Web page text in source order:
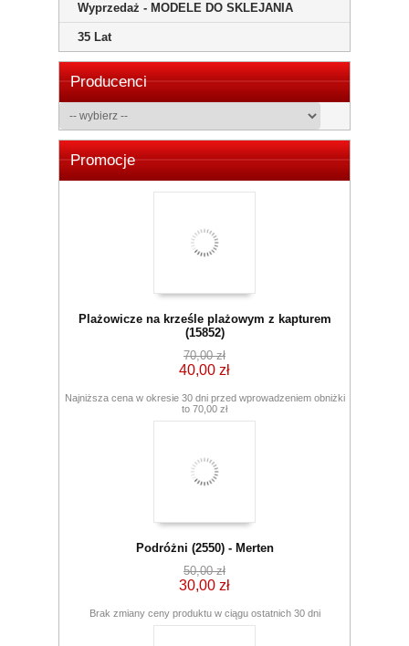
Wyprzedaż - MODELE DO SKLEJANIA
35 Lat
Producenci
Promocje
Plażowicze na krześle plażowym z kapturem
(15852)
70,00 zł
40,00 zł
Najniższa cena w okresie 30 dni przed wprowadzeniem obniżki
to 70,00 zł
Podróżni (2550) - Merten
50,00 zł
30,00 zł
Brak zmiany ceny produktu w ciągu ostatnich 30 dni